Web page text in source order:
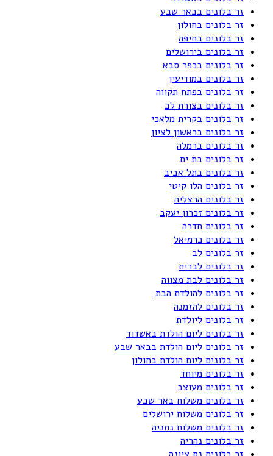
זר בלונים בבאר שבע
זר בלונים בחולון
זר בלונים בחיפה
זר בלונים בירושלים
זר בלונים בכפר סבא
זר בלונים במודיעין
זר בלונים בפתח תקווה
זר בלונים בצורת לב
זר בלונים בקרית מלאכי
זר בלונים בראשון לציון
זר בלונים ברמלה
זר בלונים בת ים
זר בלונים בתל אביב
זר בלונים הלו קיטי
זר בלונים הרצליה
זר בלונים זכרון יעקב
זר בלונים חדרה
זר בלונים כרמיאל
זר בלונים לב
זר בלונים לברית
זר בלונים לבת מצווה
זר בלונים להולדת הבת
זר בלונים להזמנה
זר בלונים ליולדת
זר בלונים ליום הולדת באשדוד
זר בלונים ליום הולדת בבאר שבע
זר בלונים ליום הולדת בחולון
זר בלונים מיוחד
זר בלונים מעוצב
זר בלונים משלוח באר שבע
זר בלונים משלוח ירושלים
זר בלונים משלוח נתניה
זר בלונים נהריה